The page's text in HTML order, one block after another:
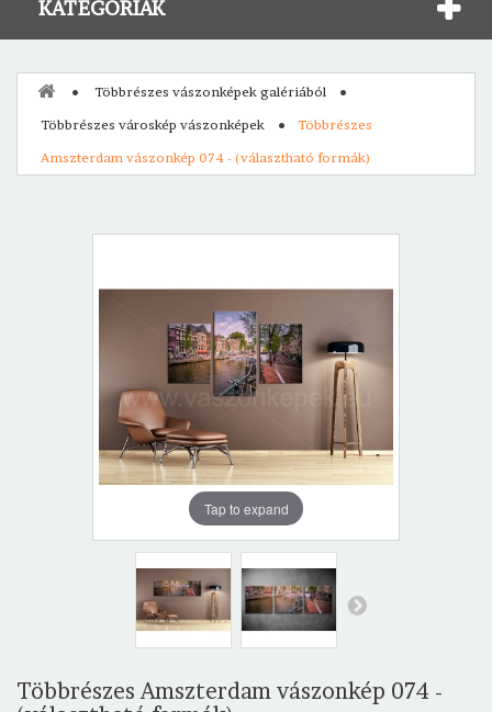
KATEGÓRIÁK
Többrészes vászonképek galériából
Többrészes városkép vászonképek
Többrészes
Amszterdam vászonkép 074 - (választható formák)
Tap to expand
Többrészes Amszterdam vászonkép 074 -